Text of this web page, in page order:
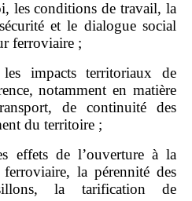
les conditions de travail, la
et le dialogue social
ferroviaire ;
impacts territoriaux de
notamment en matière
de continuité des
du territoire ;
effets de l’ouverture à la
la pérennité des
la tarification de